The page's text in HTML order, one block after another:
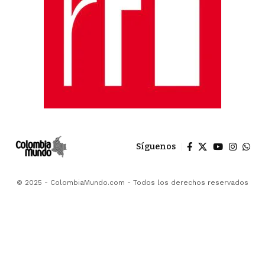
Síguenos
© 2025 - ColombiaMundo.com - Todos los derechos reservados